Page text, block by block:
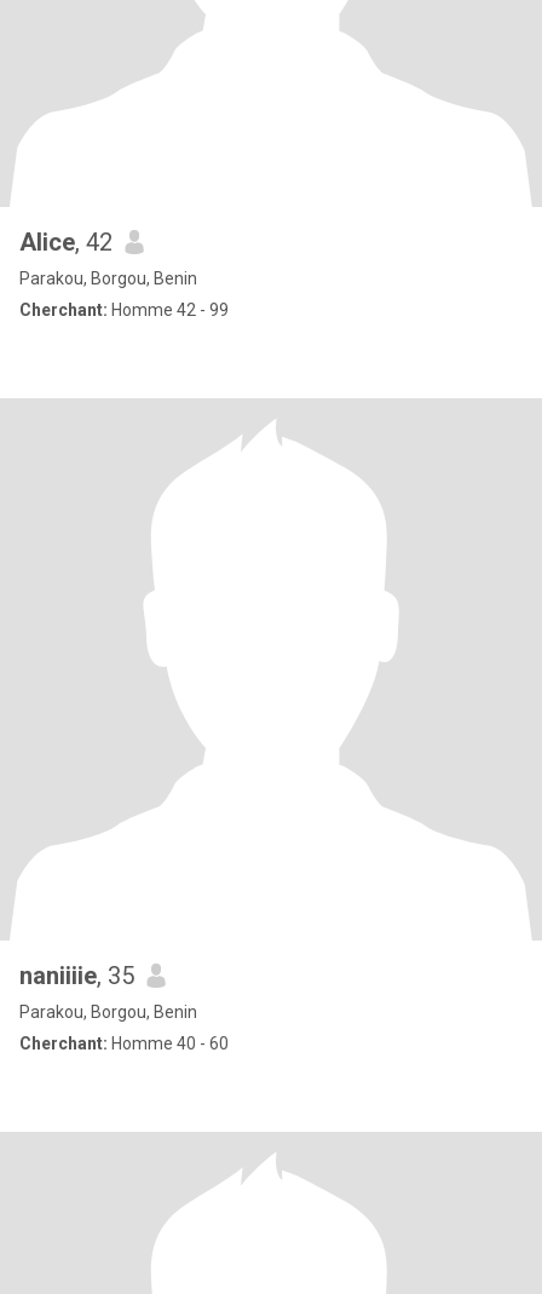
Alice, 42
Parakou, Borgou, Benin
Cherchant: Homme 42 - 99
naniiiie, 35
Parakou, Borgou, Benin
Cherchant: Homme 40 - 60